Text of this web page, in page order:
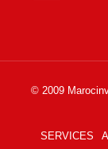
© 2009
SERVICES